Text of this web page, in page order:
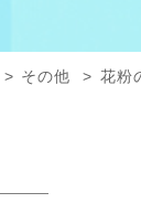
その他 花粉